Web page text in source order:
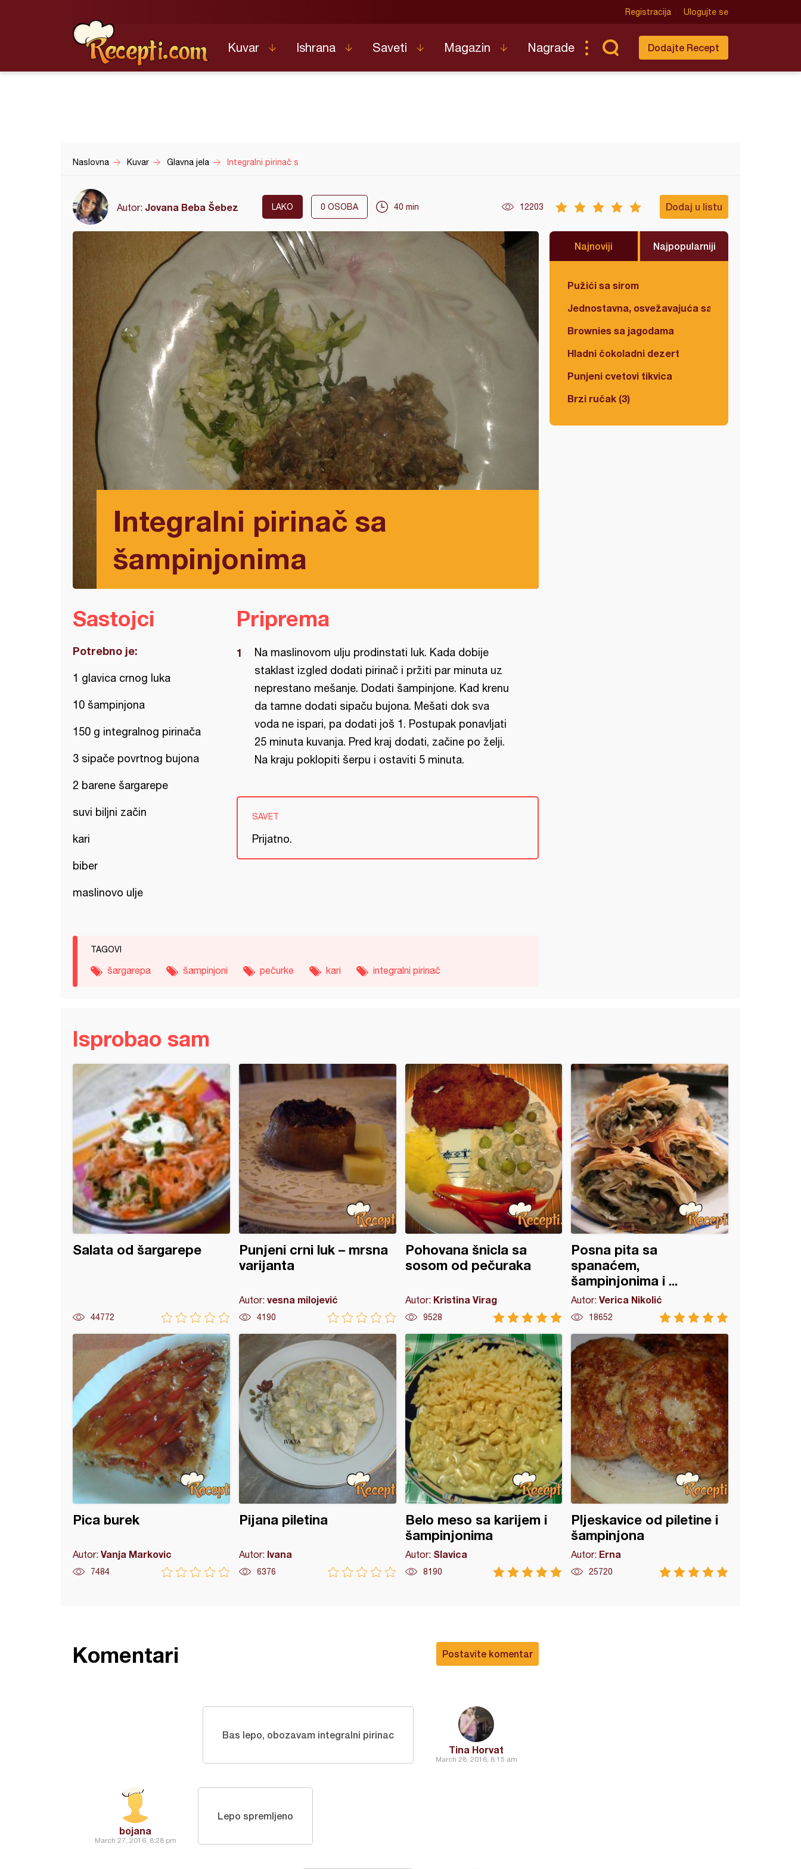
Registracija Ulogujte se
Kuvar Ishrana Saveti Magazin Nagrade Dodajte Recept
Naslovna Kuvar Glavna jela Integralni pirinač s
Autor: Jovana Beba Šebez LAKO 0 OSOBA 40 min 12203 Dodaj u listu
Integralni pirinač sa
šampinjonima
Najnoviji Najpopularniji
Pužići sa sirom
Jednostavna, osvežavajuća salata
Brownies sa jagodama
Hladni čokoladni dezert
Punjeni cvetovi tikvica
Brzi ručak (3)
Sastojci
Potrebno je:
1 glavica crnog luka
10 šampinjona
150 g integralnog pirinača
3 sipače povrtnog bujona
2 barene šargarepe
suvi biljni začin
kari
biber
maslinovo ulje
Priprema
Na maslinovom ulju prodinstati luk. Kada dobije
staklast izgled dodati pirinač i pržiti par minuta uz
neprestano mešanje. Dodati šampinjone. Kad krenu
da tamne dodati sipaču bujona. Mešati dok sva
voda ne ispari, pa dodati još 1. Postupak ponavljati
25 minuta kuvanja. Pred kraj dodati, začine po želji.
Na kraju poklopiti šerpu i ostaviti 5 minuta.
SAVET
Prijatno.
TAGOVI
šargarepa šampinjoni pečurke kari integralni pirinač
Isprobao sam
Salata od šargarepe
44772
Punjeni crni luk – mrsna
varijanta
Autor: vesna milojević
4190
Pohovana šnicla sa
sosom od pečuraka
Autor: Kristina Virag
9528
Posna pita sa
spanaćem,
šampinjonima i ...
Autor:Verica Nikolić
18652
pita sa spanaćem, šampinjonima i ...
Pica burek
Autor: Vanja Markovic
7484
Pijana piletina
Autor: Ivana
6376
Belo meso sa karijem i
šampinjonima
Autor: Slavica
8190
Pljeskavice od piletine i
šampinjona
Autor: Erna
25720
od piletine i šampinjona
Postavite komentar
Komentari
Tina Horvat
March 28, 2016, 8:15 am
Bas lepo, obozavam integralni pirinac
bojana
March 27, 2016, 8:28 pm
Lepo spremljeno